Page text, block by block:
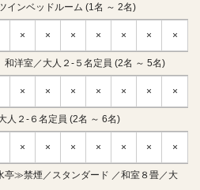
ンベッドルーム (1名 ～ 2名)
× × × × × × ×
室／大人２-５名定員 (2名 ～ 5名)
× × × × × × ×
２-６名定員 (2名 ～ 6名)
× × × × × × ×
亭≫禁煙／スタンダード ／和室８畳／大